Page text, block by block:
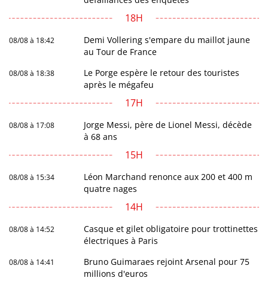
18H
08/08 à 18:42
Demi Vollering s'empare du maillot jaune
au Tour de France
08/08 à 18:38
Le Porge espère le retour des touristes
après le mégafeu
17H
08/08 à 17:08
Jorge Messi, père de Lionel Messi, décède
à 68 ans
15H
08/08 à 15:34
Léon Marchand renonce aux 200 et 400 m
quatre nages
14H
08/08 à 14:52
Casque et gilet obligatoire pour trottinettes
électriques à Paris
08/08 à 14:41
Bruno Guimaraes rejoint Arsenal pour 75
millions d'euros